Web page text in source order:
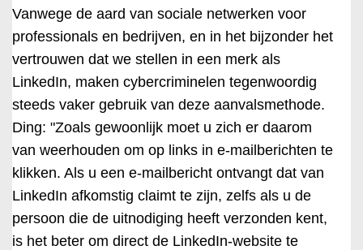
Vanwege de aard van sociale netwerken voor
professionals en bedrijven, en in het bijzonder het
vertrouwen dat we stellen in een merk als
LinkedIn, maken cybercriminelen tegenwoordig
steeds vaker gebruik van deze aanvalsmethode.
Ding: "Zoals gewoonlijk moet u zich er daarom
van weerhouden om op links in e-mailberichten te
klikken. Als u een e-mailbericht ontvangt dat van
LinkedIn afkomstig claimt te zijn, zelfs als u de
persoon die de uitnodiging heeft verzonden kent,
is het beter om direct de LinkedIn-website te